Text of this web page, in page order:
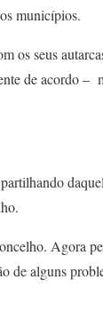
municípios.
os seus
de acordo –
Agora
de alguns